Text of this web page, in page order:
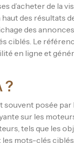
d’acheter de la
des résultats
des
ciblés. Le
en ligne et
?
souvent posée
sur les
tels que les
mots-clés